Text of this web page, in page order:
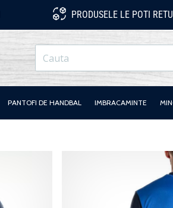
PRODUSELE LE POTI
PANTOFI DE HANDBAL IMBRACAMINTE